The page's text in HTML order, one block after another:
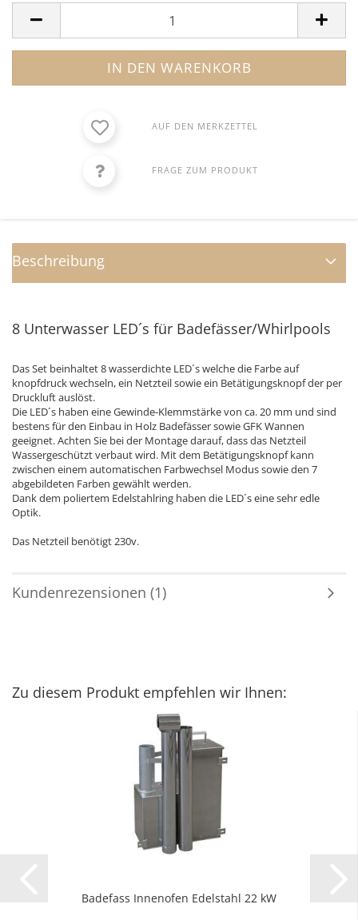
AUF DEN MERKZETTEL
FRAGE ZUM PRODUKT
Beschreibung
8 Unterwasser LED´s für Badefässer/Whirlpools
Das Set beinhaltet 8 wasserdichte LED´s welche die Farbe auf
knopfdruck wechseln, ein Netzteil sowie ein Betätigungsknopf der per
Druckluft auslöst.
Die LED´s haben eine Gewinde-Klemmstärke von ca. 20 mm und sind
bestens für den Einbau in Holz Badefässer sowie GFK Wannen
geeignet. Achten Sie bei der Montage darauf, dass das Netzteil
Wassergeschützt verbaut wird. Mit dem Betätigungsknopf kann
zwischen einem automatischen Farbwechsel Modus sowie den 7
abgebildeten Farben gewählt werden.
Dank dem poliertem Edelstahlring haben die LED´s eine sehr edle
Optik.
Das Netzteil benötigt 230v.
Kundenrezensionen (1)
Zu diesem Produkt empfehlen wir Ihnen:
Badefass Innenofen Edelstahl 22 kW